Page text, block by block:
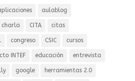
aulablog
charla CITA citas
congreso CSIC cursos
INTEF educación entrevista
google herramientas 2.0